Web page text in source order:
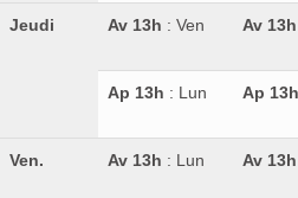
Jeudi Av 13h : Ven Av 13h
Ap 13h : Lun Ap 13h
Ven. Av 13h : Lun Av 13h